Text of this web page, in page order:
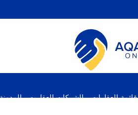
قائمة العقارات الشركات العقاريه